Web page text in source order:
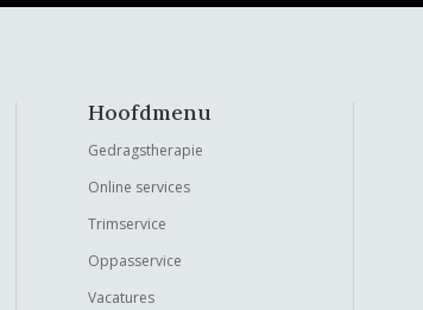
Hoofdmenu
Gedragstherapie
Online services
Trimservice
Oppasservice
Vacatures